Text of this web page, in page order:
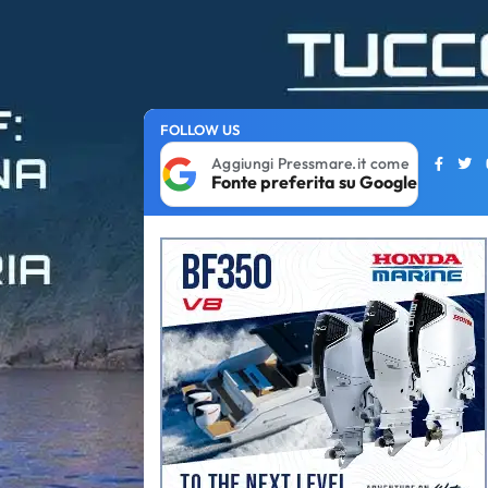
FOLLOW US
Aggiungi Pressmare.it come
Fonte preferita su Google